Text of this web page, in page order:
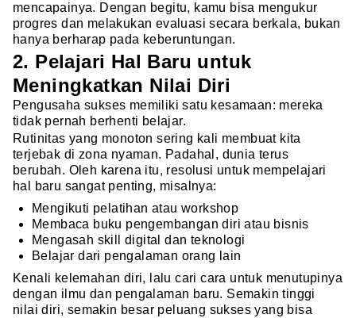
mencapainya. Dengan begitu, kamu bisa mengukur
progres dan melakukan evaluasi secara berkala, bukan
hanya berharap pada keberuntungan.
2. Pelajari Hal Baru untuk
Meningkatkan Nilai Diri
Pengusaha sukses memiliki satu kesamaan: mereka
tidak pernah berhenti belajar.
Rutinitas yang monoton sering kali membuat kita
terjebak di zona nyaman. Padahal, dunia terus
berubah. Oleh karena itu, resolusi untuk mempelajari
hal baru sangat penting, misalnya:
Mengikuti pelatihan atau workshop
Membaca buku pengembangan diri atau bisnis
Mengasah skill digital dan teknologi
Belajar dari pengalaman orang lain
Kenali kelemahan diri, lalu cari cara untuk menutupinya
dengan ilmu dan pengalaman baru. Semakin tinggi
nilai diri, semakin besar peluang sukses yang bisa